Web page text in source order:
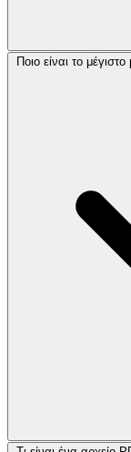
Ποιο είναι το